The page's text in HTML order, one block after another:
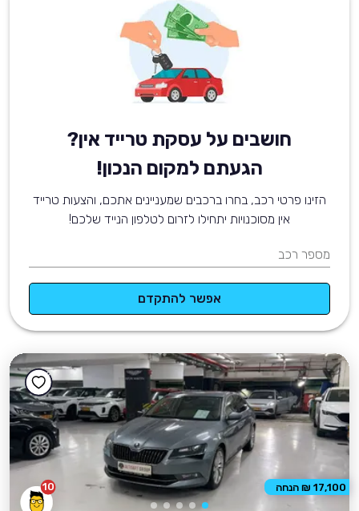
חושבים על עסקת טרייד אין?
הגעתם למקום הנכון!
הזינו פרטי רכב, בחרו ברכבים שמעניינים אתכם, והצעות טרייד
אין מסוכנויות יתחילו לזרום לטלפון הנייד שלכם!
מספר רכב
אפשר להתקדם
10 17,100 ₪ הנחה